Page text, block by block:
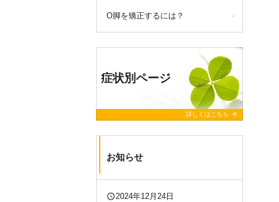
O脚を矯正するには？
症状別ページ
詳しくはこちら arrow_forward
お知らせ
query_builder2024年12月24日